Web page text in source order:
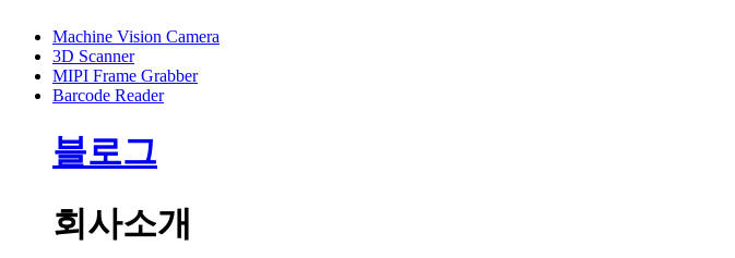
Machine Vision Camera
3D Scanner
MIPI Frame Grabber
Barcode Reader
블로그
회사소개